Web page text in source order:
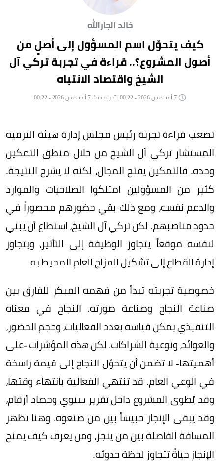
خالد الجارالله
كيف يتحوّل اسم المسؤول إلى أصلٍ من
أصول المشروع؟.. قراءة في تجربة تركي آل
الشيخ واقتصاد الانتباه
تصعب قراءة تجربة رئيس مجلس إدارة هيئة الترفيه
المستشار تركي آل الشيخ من خلال منطق التمكين
وحده. فالتمكين يفتح المجال، لكنه لا يشرح النتيجة.
كثير من المسؤولين امتلكوا الصلاحيات والموارد
والدعم نفسه، ومع ذلك بقي حضورهم محصوراً في
حدود مناصبهم. لكن تركي آل الشيخ، استطاع أن يبني
لنفسه موقعاً يتجاوز الوظيفة إلى التأثير، ويتجاوز
إدارة القطاع إلى تشكيل المزاج العام المحيط به.
خصوصية تجربته تبدأ من فهمه المبكر للفارق بين
صناعة النجاح وصناعة صورته. النجاح في معناه
التنفيذي يمكن قياسه بعدد الفعاليات، وحجم الحضور،
والعوائد، ونوعية الشراكات. لكن هذه المؤشرات -على
أهميتها- لا تضمن أن يتحوّل النجاح إلى قيمة راسخة
في الوعي العام. قد تنتهي الفعالية بانتهاء وقتها،
وقد يُطوى المشروع داخل تقرير سنوي وحصاد أرقام،
وقد يبقى الإنجاز حبيساً بين من صنعوه. وهنا تظهر
المسافة الفاصلة بين من ينجز، ومن يعرف كيف يمنح
الإنجاز حياةً تتجاوز لحظة حدوثه.